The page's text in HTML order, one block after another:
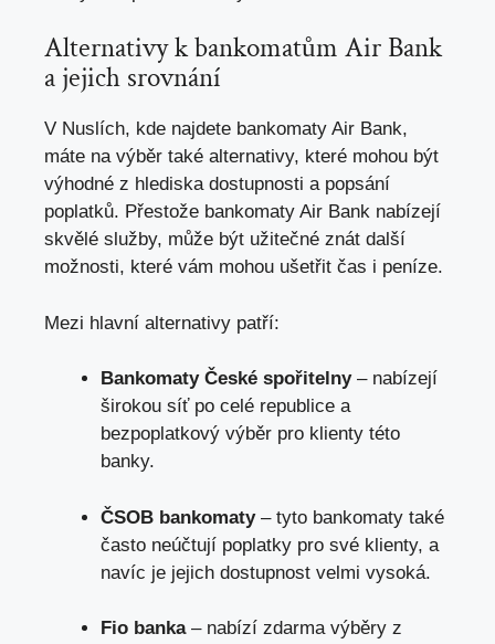
Alternativy k bankomatům Air Bank
a jejich srovnání
V Nuslích, kde najdete bankomaty Air Bank,
máte na výběr také alternativy, které mohou být
výhodné z hlediska dostupnosti a popsání
poplatků. Přestože bankomaty Air Bank nabízejí
skvělé služby, může být užitečné znát další
možnosti, které vám mohou ušetřit čas i peníze.
Mezi hlavní alternativy patří:
Bankomaty České spořitelny– nabízejí
širokou síť po celé republice a
bezpoplatkový výběr pro klienty této
banky.
ČSOB bankomaty– tyto bankomaty také
často neúčtují poplatky pro své klienty, a
navíc je jejich dostupnost velmi vysoká.
Fio banka– nabízí zdarma výběry z